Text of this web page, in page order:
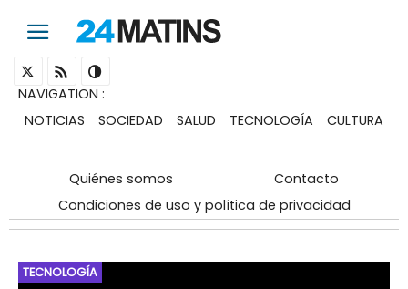
NAVIGATION :
NOTICIAS
SOCIEDAD SALUD TECNOLOGÍA CULTURA
Quiénes somos
Contacto
Condiciones de uso y política de privacidad
TECNOLOGÍA